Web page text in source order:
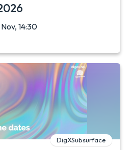
14:30
DigXSubsurface